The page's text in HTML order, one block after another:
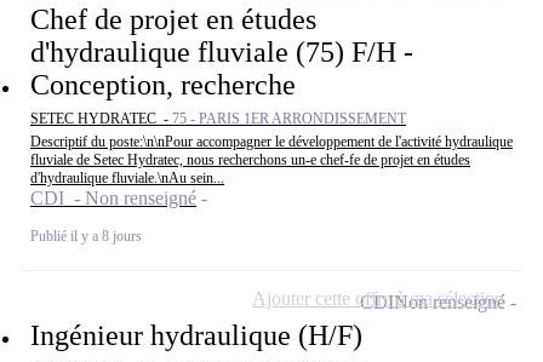
Chef de projet en études
d'hydraulique fluviale (75) F/H -
Conception, recherche
SETEC HYDRATEC - 75 - PARIS 1ER ARRONDISSEMENT
Descriptif du poste:\n\nPour accompagner le développement de l'activité hydraulique
fluviale de Setec Hydratec, nous recherchons un-e chef-fe de projet en études
d'hydraulique fluviale.\nAu sein...
CDI - Non renseigné
Publié il y a 8 jours
Ingénieur hydraulique (H/F)
CDINon renseigné
Ajouter cette offre à ma sélection